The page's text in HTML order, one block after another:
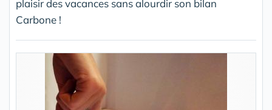
plaisir des vacances sans alourdir son bilan
Carbone !